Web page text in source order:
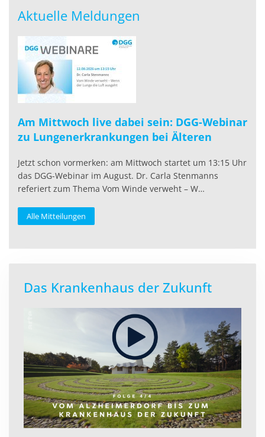
Nachwuchswissenschaftler/innen aus.
Aktuelle Meldungen
Am Mittwoch live dabei sein: DGG-Webinar
zu Lungenerkrankungen bei Älteren
Jetzt schon vormerken: am Mittwoch startet um 13:15 Uhr
das DGG-Webinar im August. Dr. Carla Stenmanns
referiert zum Thema Vom Winde verweht – W…
Alle Mitteilungen
Das Krankenhaus der Zukunft